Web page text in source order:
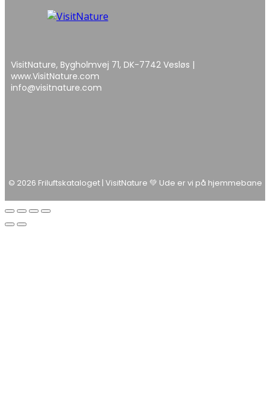
VisitNature, Bygholmvej 71, DK-7742 Vesløs |
www.VisitNature.com
info@visitnature.com
© 2026 Friluftskataloget | VisitNature 💚 Ude er vi på hjemmebane